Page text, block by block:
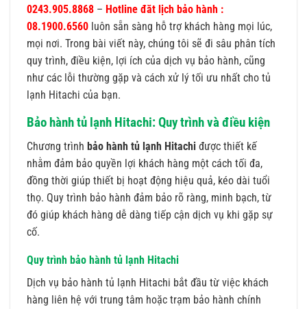
0243.905.8868 – Hotline đăt lịch bảo hành :
08.1900.6560 luôn sẵn sàng hỗ trợ khách hàng mọi lúc,
mọi nơi. Trong bài viết này, chúng tôi sẽ đi sâu phân tích
quy trình, điều kiện, lợi ích của dịch vụ bảo hành, cũng
như các lỗi thường gặp và cách xử lý tối ưu nhất cho tủ
lạnh Hitachi của bạn.
Bảo hành tủ lạnh Hitachi: Quy trình và điều kiện
Chương trình bảo hành tủ lạnh Hitachi được thiết kế
nhằm đảm bảo quyền lợi khách hàng một cách tối đa,
đồng thời giúp thiết bị hoạt động hiệu quả, kéo dài tuổi
thọ. Quy trình bảo hành đảm bảo rõ ràng, minh bạch, từ
đó giúp khách hàng dễ dàng tiếp cận dịch vụ khi gặp sự
cố.
Quy trình bảo hành tủ lạnh Hitachi
Dịch vụ bảo hành tủ lạnh Hitachi bắt đầu từ việc khách
hàng liên hệ với trung tâm hoặc trạm bảo hành chính